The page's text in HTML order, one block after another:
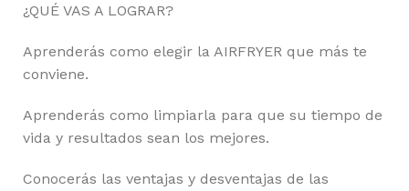
¿QUÉ VAS A LOGRAR?
Aprenderás como elegir la AIRFRYER que más te
conviene.
Aprenderás como limpiarla para que su tiempo de
vida y resultados sean los mejores.
Conocerás las ventajas y desventajas de las